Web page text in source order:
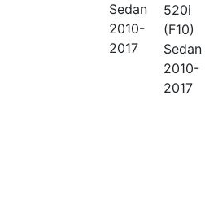
Sedan
2010-
2017
520i
(F10)
Sedan
2010-
2017